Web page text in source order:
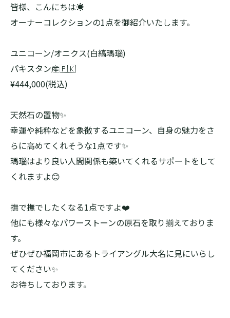
皆様、こんにちは☀️
オーナーコレクションの1点を御紹介いたします。
ユニコーン/オニクス(白縞瑪瑙)
パキスタン産🇵🇰
¥444,000(税込)
天然石の置物✨
幸運や純粋などを象徴するユニコーン、自身の魅力をさ
らに高めてくれそうな1点です✨
瑪瑙はより良い人間関係も築いてくれるサポートをして
くれますよ😊
撫で撫でしたくなる1点ですよ❤️
他にも様々なパワーストーンの原石を取り揃えておりま
す。
ぜひぜひ福岡市にあるトライアングル大名に見にいらし
てください✨
お待ちしております。